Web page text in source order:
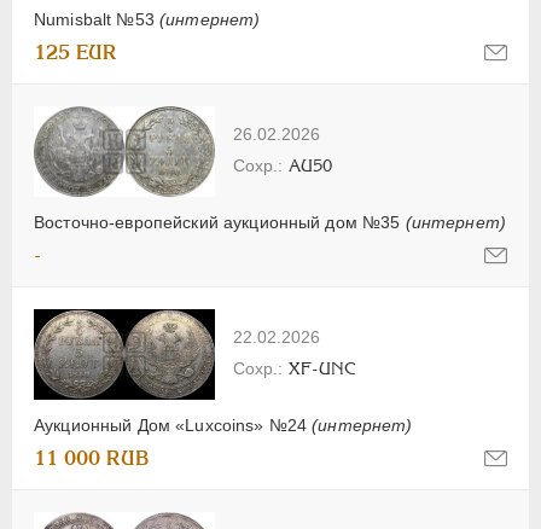
Numisbalt №53 (интернет)
125 EUR
26.02.2026
Восточно-европейский аукционный дом №35 (интернет)
AU50
-
22.02.2026
Аукционный Дом «Luxcoins» №24(интернет)
XF-UNC
11 000 RUB